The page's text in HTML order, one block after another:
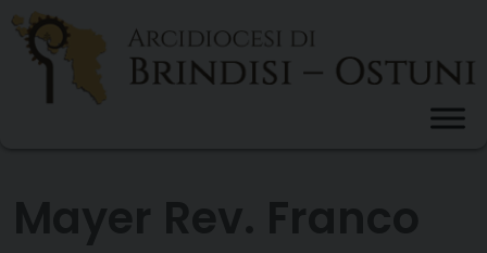
Skip
content